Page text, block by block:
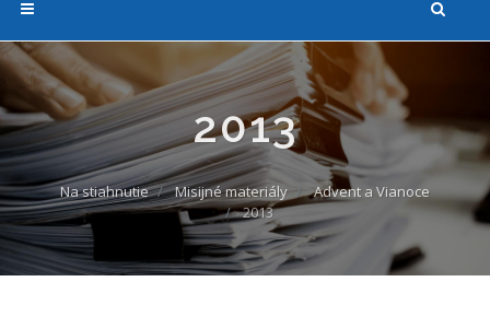
2013
Na stiahnutie Misijné materiály
Advent a Vianoce
2013